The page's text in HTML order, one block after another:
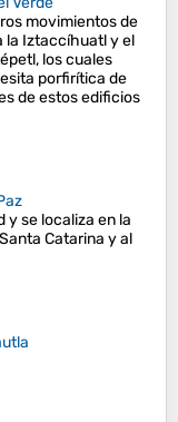
movimientos de
la Iztaccíhuatl y el
los cuales
porfirítica de
de estos edificios
y se localiza en la
Catarina y al